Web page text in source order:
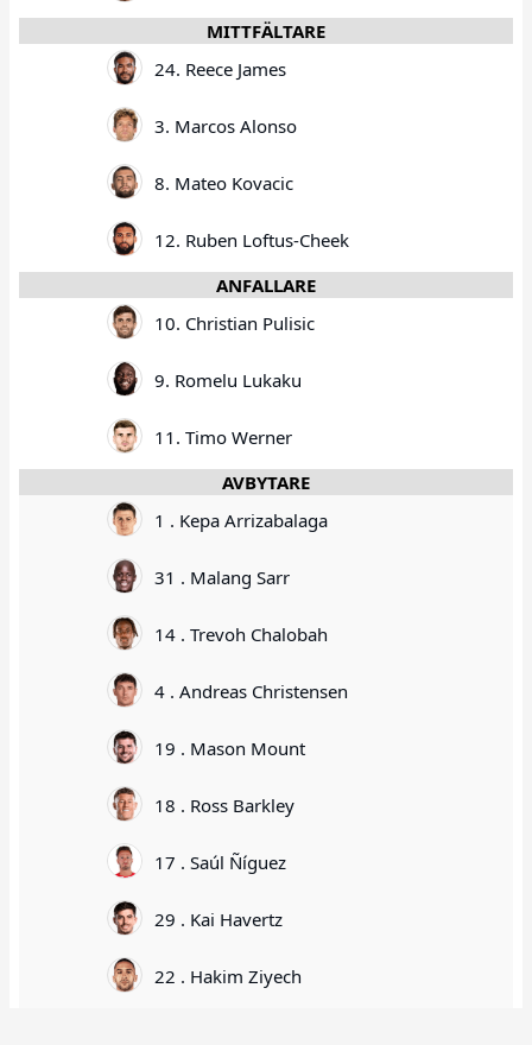
MITTFÄLTARE
24. Reece James
3. Marcos Alonso
8. Mateo Kovacic
12. Ruben Loftus-Cheek
ANFALLARE
10. Christian Pulisic
9. Romelu Lukaku
11. Timo Werner
AVBYTARE
1 . Kepa Arrizabalaga
31 . Malang Sarr
14 . Trevoh Chalobah
4 . Andreas Christensen
19 . Mason Mount
18 . Ross Barkley
17 . Saúl Ñíguez
29 . Kai Havertz
22 . Hakim Ziyech